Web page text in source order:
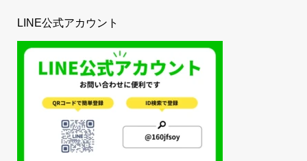
LINE公式アカウント